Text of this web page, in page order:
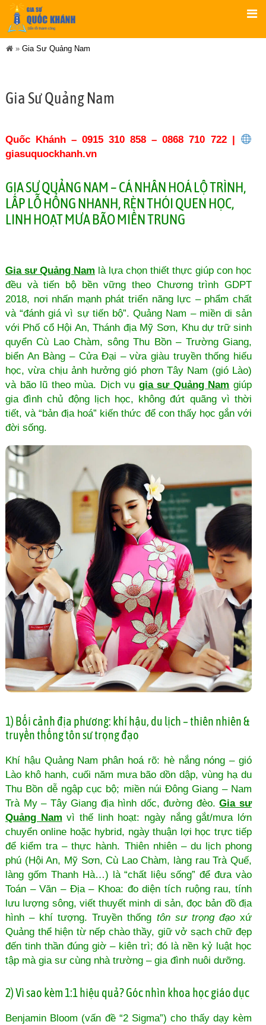
» Gia Sư Quảng Nam
Gia Sư Quảng Nam
Quốc Khánh – 0915 310 858 – 0868 710 722 |
giasuquockhanh.vn
GIA SƯ QUẢNG NAM – CÁ NHÂN HOÁ LỘ TRÌNH,
LẤP LỖ HỔNG NHANH, RÈN THÓI QUEN HỌC,
LINH HOẠT MƯA BÃO MIỀN TRUNG
Gia sư Quảng Nam là lựa chọn thiết thực giúp con học
đều và tiến bộ bền vững theo Chương trình GDPT
2018, nơi nhấn mạnh phát triển năng lực – phẩm chất
và “đánh giá vì sự tiến bộ”. Quảng Nam – miền di sản
với Phố cổ Hội An, Thánh địa Mỹ Sơn, Khu dự trữ sinh
quyển Cù Lao Chàm, sông Thu Bồn – Trường Giang,
biển An Bàng – Cửa Đại – vừa giàu truyền thống hiếu
học, vừa chịu ảnh hưởng gió phơn Tây Nam (gió Lào)
và bão lũ theo mùa. Dịch vụ gia sư Quảng Nam giúp
gia đình chủ động lịch học, không đứt quãng vì thời
tiết, và “bản địa hoá” kiến thức để con thấy học gắn với
đời sống.
1) Bối cảnh địa phương: khí hậu, du lịch – thiên nhiên &
truyền thống tôn sư trọng đạo
Khí hậu Quảng Nam phân hoá rõ: hè nắng nóng – gió
Lào khô hanh, cuối năm mưa bão dồn dập, vùng hạ du
Thu Bồn dễ ngập cục bộ; miền núi Đông Giang – Nam
Trà My – Tây Giang địa hình dốc, đường đèo.Gia sư
Quảng Nam vì thế linh hoạt: ngày nắng gắt/mưa lớn
chuyển online hoặc hybrid, ngày thuận lợi học trực tiếp
để kiểm tra – thực hành. Thiên nhiên – du lịch phong
phú (Hội An, Mỹ Sơn, Cù Lao Chàm, làng rau Trà Quế,
làng gốm Thanh Hà…) là “chất liệu sống” để đưa vào
Toán – Văn – Địa – Khoa: đo diện tích ruộng rau, tính
lưu lượng sông, viết thuyết minh di sản, đọc bản đồ địa
hình – khí tượng. Truyền thống tôn sư trọng đạoxứ
Quảng thể hiện từ nếp chào thầy, giữ vở sạch chữ đẹp
đến tinh thần đúng giờ – kiên trì; đó là nền kỷ luật học
tập mà gia sư cùng nhà trường – gia đình nuôi dưỡng.
2) Vì sao kèm 1:1 hiệu quả? Góc nhìn khoa học giáo dục
Benjamin Bloom (vấn đề “2 Sigma”) cho thấy dạy kèm